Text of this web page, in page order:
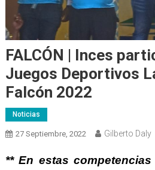
FALCÓN | Inces
Juegos Deportivos
Falcón 2022
Noticias
27 Septiembre, 2022 Gilberto Daly
** En estas